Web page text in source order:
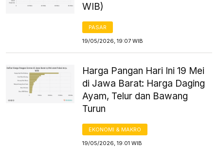
WIB)
PASAR
19/05/2026, 19:07 WIB
Harga Pangan Hari Ini 19 Mei
di Jawa Barat: Harga Daging
Ayam, Telur dan Bawang
Turun
EKONOMI & MAKRO
19/05/2026, 19:01 WIB